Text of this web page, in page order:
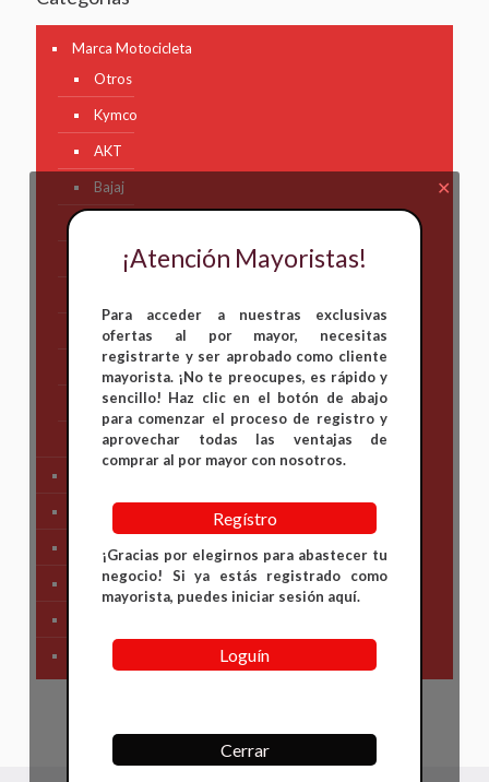
Marca Motocicleta
Otros
Kymco
AKT
Bajaj
Honda
KTM
Suzuki
TVS
Yamaha
Partes de Motor
Partes del Chasis
SIstema Eléctrico
✕
¡Atención Mayoristas!
Para acceder a nuestras exclusivas
ofertas al por mayor, necesitas
registrarte y ser aprobado como cliente
mayorista. ¡No te preocupes, es rápido y
sencillo! Haz clic en el botón de abajo
para comenzar el proceso de registro y
aprovechar todas las ventajas de
comprar al por mayor con nosotros.
Regístro
¡Gracias por elegirnos para abastecer tu
negocio! Si ya estás registrado como
mayorista, puedes iniciar sesión aquí.
Loguín
Cerrar